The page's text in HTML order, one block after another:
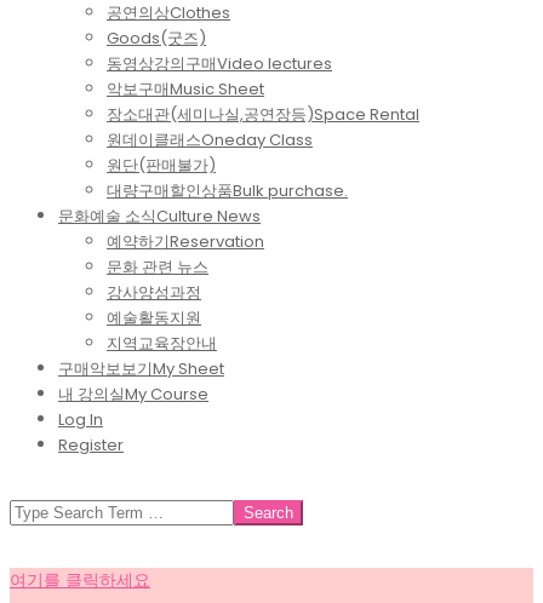
공연의상Clothes
Goods(굿즈)
동영상강의구매Video lectures
악보구매Music Sheet
장소대관(세미나실,공연장등)Space Rental
원데이클래스Oneday Class
원단(판매불가)
대량구매할인상품Bulk purchase.
문화예술 소식Culture News
예약하기Reservation
문화 관련 뉴스
강사양성과정
예술활동지원
지역교육장안내
구매악보보기My Sheet
내 강의실My Course
Log In
Register
SEARCH
여기를 클릭하세요